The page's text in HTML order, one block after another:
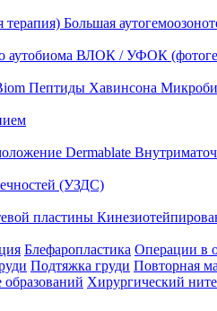
терапия) Большая
аутобиома ВЛОК / УФОК
Пептиды Хавинсона
Dermablate
(УЗДС)
пластины
Блефаропластика Операции в
Подтяжка груди Повторная
образований Хирургический